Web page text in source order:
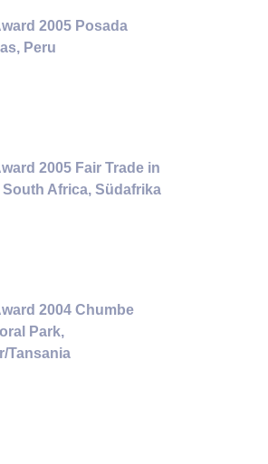
2005 Posada
Peru
2005 Fair Trade in
Africa, Südafrika
2004 Chumbe
Park,
Tansania